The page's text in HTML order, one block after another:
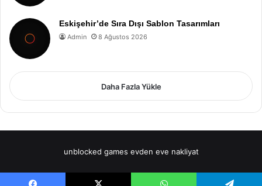
Eskişehir’de Sıra Dışı Sablon Tasarımları
Admin 8 Ağustos 2026
Daha Fazla Yükle
unblocked games evden eve nakliyat